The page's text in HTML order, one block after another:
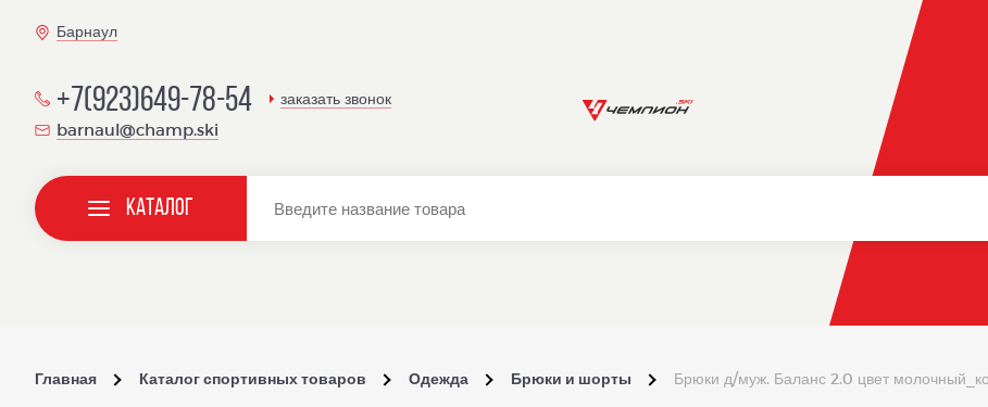
Барнаул
+7(923)649-78-54 заказать звонок
barnaul@champ.ski
Каталог
Главная Каталог спортивных товаров Одежда Брюки и шорты Брюки д/муж. Баланс 2.0 цвет